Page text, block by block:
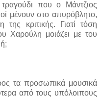
που ο Μάντζιος
μένουν στο απυρόβλητο,
της κριτικής. Γιατί τόση
Χαρούλη μοιάζει με του
τα προσωπικά μουσικά
από τους υπόλοιπους